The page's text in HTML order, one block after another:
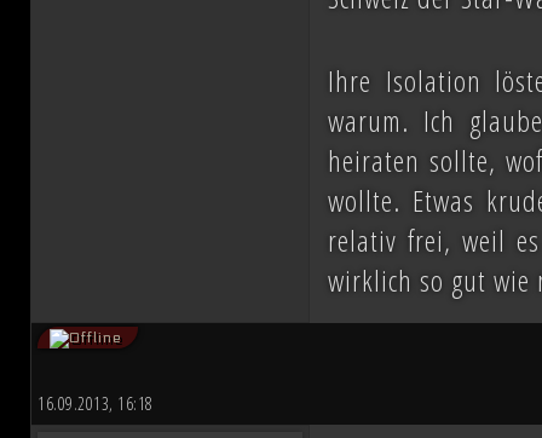
Ihre Isolation
warum. Ich
heiraten sollte,
wollte. Etwas
relativ frei, weil
wirklich so gut
16.09.2013, 16:18